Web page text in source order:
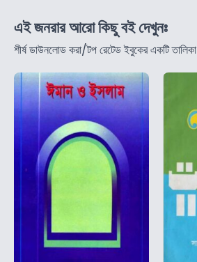
এই জনরার আরো কিছু বই দেখুনঃ
শীর্ষ ডাউনলোড করা/টপ রেটেড ইবুকের একটি তালিকা